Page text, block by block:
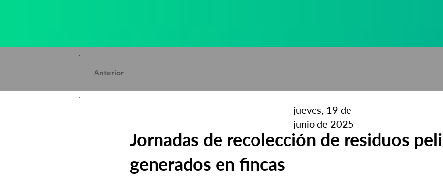
Anterior
jueves, 19 de
junio de 2025
Jornadas de recolección de residuos
generados en fincas